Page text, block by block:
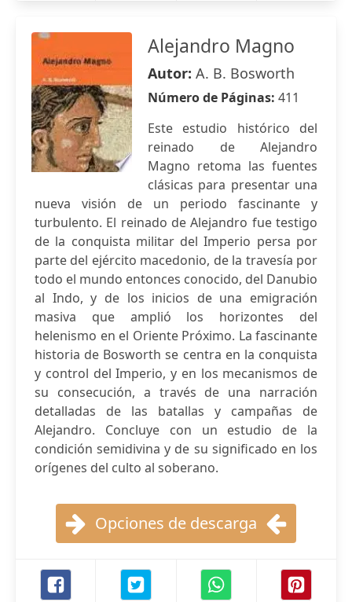
Alejandro Magno
Autor: A. B. Bosworth
Número de Páginas: 411
Este estudio histórico del
reinado de Alejandro
Magno retoma las fuentes
clásicas para presentar una
nueva visión de un periodo fascinante y
turbulento. El reinado de Alejandro fue testigo
de la conquista militar del Imperio persa por
parte del ejército macedonio, de la travesía por
todo el mundo entonces conocido, del Danubio
al Indo, y de los inicios de una emigración
masiva que amplió los horizontes del
helenismo en el Oriente Próximo. La fascinante
historia de Bosworth se centra en la conquista
y control del Imperio, y en los mecanismos de
su consecución, a través de una narración
detalladas de las batallas y campañas de
Alejandro. Concluye con un estudio de la
condición semidivina y de su significado en los
orígenes del culto al soberano.
Opciones de descarga